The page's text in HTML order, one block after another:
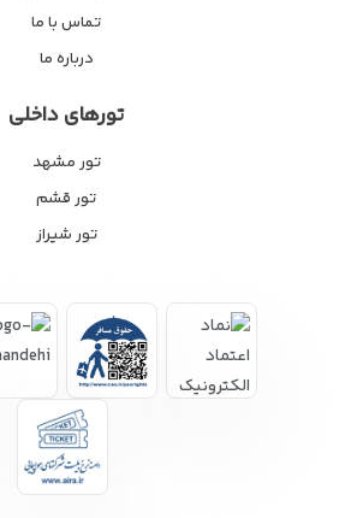
تماس با ما
درباره ما
تورهای داخلی
تور مشهد
تور قشم
تور شیراز